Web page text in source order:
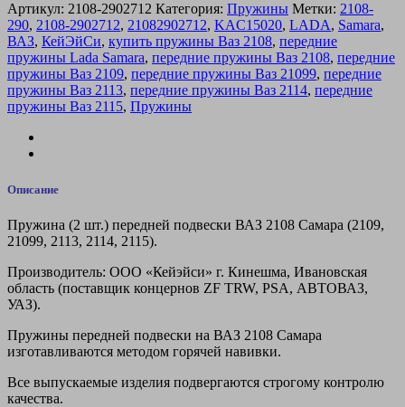
Артикул: 2108-2902712 Категория: Пружины Метки: 2108-
290, 2108-2902712, 21082902712, KAC15020, LADA, Samara,
ВАЗ, КейЭйСи, купить пружины Ваз 2108, передние
пружины Lada Samara, передние пружины Ваз 2108, передние
пружины Ваз 2109, передние пружины Ваз 21099, передние
пружины Ваз 2113, передние пружины Ваз 2114, передние
пружины Ваз 2115, Пружины
Описание
Пружина (2 шт.) передней подвески ВАЗ 2108 Самара (2109,
21099, 2113, 2114, 2115).
Производитель: ООО «Кейэйси» г. Кинешма, Ивановская
область (поставщик концернов ZF TRW, PSA, АВТОВАЗ,
УАЗ).
Пружины передней подвески на ВАЗ 2108 Самара
изготавливаются методом горячей навивки.
Все выпускаемые изделия подвергаются строгому контролю
качества.